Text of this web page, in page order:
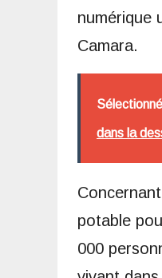
numérique
Camara.
dans la
potable
000